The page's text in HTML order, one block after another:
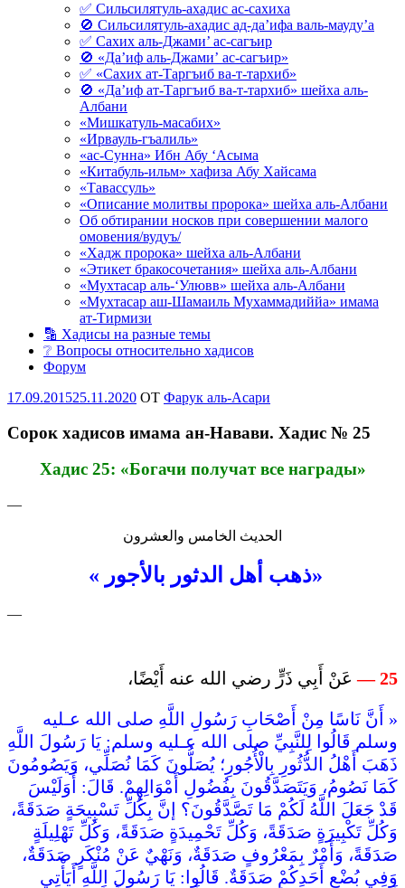
✅ Сильсилятуль-ахадис ас-сахиха
🚫 Сильсилятуль-ахадис ад-да’ифа валь-мауду’а
✅ Сахих аль-Джами’ ас-сагъир
🚫 «Да’иф аль-Джами’ ас-сагъир»
✅ «Сахих ат-Таргъиб ва-т-тархиб»
🚫 «Да’иф ат-Таргъиб ва-т-тархиб» шейха аль-
Албани
«Мишкатуль-масабих»
«Ирвауль-гъалиль»
«ас-Сунна» Ибн Абу ‘Асыма
«Китабуль-ильм» хафиза Абу Хайсама
«Тавассуль»
«Описание молитвы пророка» шейха аль-Албани
Об обтирании носков при совершении малого
омовения/вудуъ/
«Хадж пророка» шейха аль-Албани
«Этикет бракосочетания» шейха аль-Албани
«Мухтасар аль-‘Улювв» шейха аль-Албани
«Мухтасар аш-Шамаиль Мухаммадиййа» имама
ат-Тирмизи
🔡 Хадисы на разные темы
❔ Вопросы относительно хадисов
Форум
Опубликовано
17.09.201525.11.2020 OT Фарук аль-Асари
Сорок хадисов имама ан-Навави. Хадис № 25
Хадис 25: «Богачи получат все награды»
—
الحديث الخامس والعشرون
« ذهب أهل الدثور بالأجور»
—
25 — عَنْ أَبِي ذَرٍّ رضي الله عنه أَيْضًا،
« أَنَّ نَاسًا مِنْ أَصْحَابِ رَسُولِ اللَّهِ صلى الله عـليه
وسلم قَالُوا لِلنَّبِيِّ صلى الله عـليه وسلم: يَا رَسُولَ اللَّهِ
ذَهَبَ أَهْلُ الدُّثُورِ بِالْأُجُورِ؛ يُصَلُّونَ كَمَا نُصَلِّي، وَيَصُومُونَ
كَمَا نَصُومُ، وَيَتَصَدَّقُونَ بِفُضُولِ أَمْوَالِهِمْ. قَالَ: أَوَلَيْسَ
قَدْ جَعَلَ اللَّهُ لَكُمْ مَا تَصَّدَّقُونَ؟ إنَّ بِكُلِّ تَسْبِيحَةٍ صَدَقَةً،
وَكُلِّ تَكْبِيرَةٍ صَدَقَةً، وَكُلِّ تَحْمِيدَةٍ صَدَقَةً، وَكُلِّ تَهْلِيلَةٍ
صَدَقَةً، وَأَمْرٌ بِمَعْرُوفٍ صَدَقَةٌ، وَنَهْيٌ عَنْ مُنْكَرٍ صَدَقَةٌ،
وَفِي بُضْعِ أَحَدِكُمْ صَدَقَةٌ. قَالُوا: يَا رَسُولَ اللَّهِ أَيَأْتِي